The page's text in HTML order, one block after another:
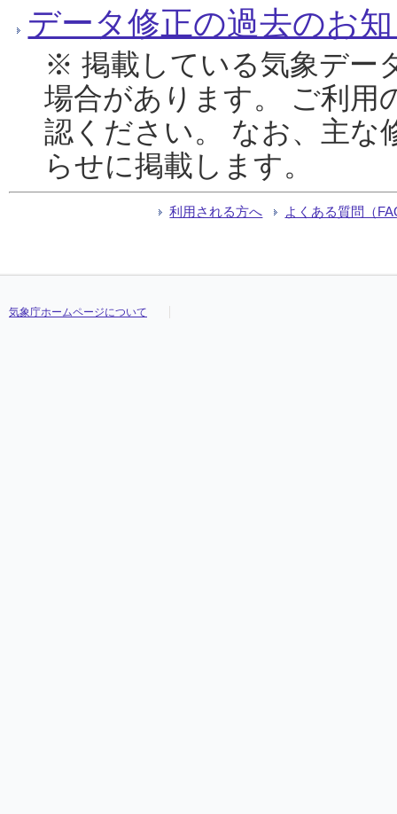
データ修正の過去のお
※ 掲載している気象デー
場合があります。 ご利用
認ください。 なお、主な
らせに掲載します。
利用される方へ よくある質問（
気象庁ホームページについて